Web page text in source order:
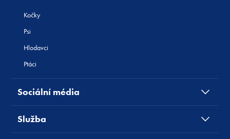
Kočky
Psi
Hlodavci
Ptáci
Sociální média
Služba